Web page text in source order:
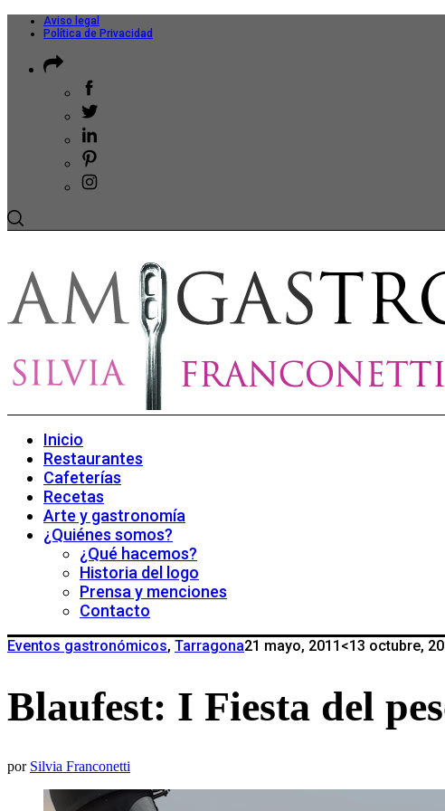
Aviso legal
Política de Privacidad
Inicio
Restaurantes
Cafeterías
Recetas
Arte y gastronomía
¿Quiénes somos?
¿Qué hacemos?
Historia del logo
Prensa y menciones
Contacto
Eventos gastronómicos, Tarragona21 mayo, 2011 <13 octubre,
Blaufest: I Fiesta del
por Silvia Franconetti